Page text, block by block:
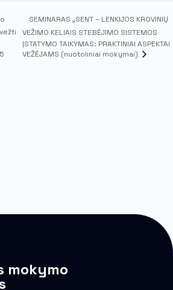
SEMINARAS „SENT – LENKIJOS KROVINIŲ
VEŽIMO KELIAIS STEBĖJIMO SISTEMOS
ĮSTATYMO TAIKYMAS: PRAKTINIAI ASPEKTAI
VEŽĖJAMS (nuotoliniai mokymai)
mokymo